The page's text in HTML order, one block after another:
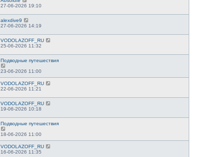
27-06-2026 19:10
alexdive9
27-06-2026 14:19
VODOLAZOFF_RU
25-06-2026 11:32
Подводные путешествия
23-06-2026 11:00
VODOLAZOFF_RU
22-06-2026 11:21
VODOLAZOFF_RU
19-06-2026 10:18
Подводные путешествия
18-06-2026 11:00
VODOLAZOFF_RU
16-06-2026 11:35